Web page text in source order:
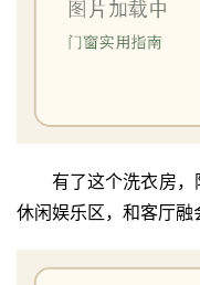
户
有了这个洗衣房
休闲娱乐区，和客厅融